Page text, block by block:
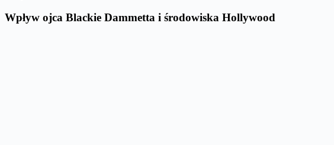
Wpływ ojca Blackie Dammetta i środowiska Hollywood